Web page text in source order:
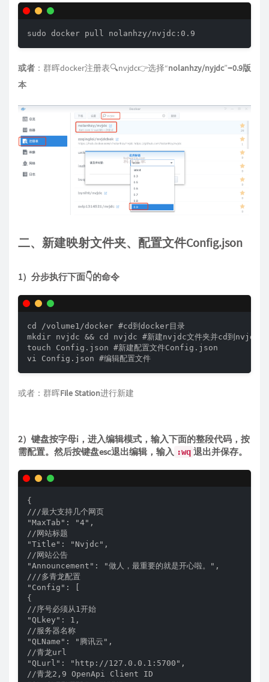
sudo docker pull nolanhzy/nvjdc:0.9
或者 ：群晖docker注册表🔍nvjdc👉选择“nolanhzy/nyjdc”➡️0.9版
本
二、新建映射文件夹、配置文件Config.json
1）分步执行下面👇的命令
cd /volume1/docker #cd到docker目录
mkdir nvjdc && cd nvjdc #新建nvjdc文件夹并cd到nvjdc目
touch Config.json #新建配置文件Config.json
vi Config.json #编辑配置文件
或者：群晖File Station进行新建
2）键盘按字母i，进入编辑模式，输入下面的整段代码，按
需配置。然后按键盘esc退出编辑，输入 :wq 退出并保存。
{
///最大支持几个网页
"MaxTab": "4",
//网站标题
"Title": "Nvjdc",
//网站公告
"Announcement": "做人，最重要的就是开心啦。",
///多青龙配置
"Config": [
{
//序号必须从1开始
"QLkey": 1,
//服务器名称
"QLName": "腾讯云",
//青龙url
"QLurl": "http://127.0.0.1:5700",
//青龙2,9 OpenApi Client ID